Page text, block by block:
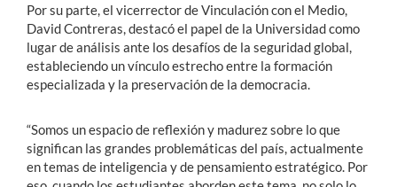
Por su parte, el vicerrector de Vinculación con el Medio,
David Contreras, destacó el papel de la Universidad como
lugar de análisis ante los desafíos de la seguridad global,
estableciendo un vínculo estrecho entre la formación
especializada y la preservación de la democracia.
“Somos un espacio de reflexión y madurez sobre lo que
significan las grandes problemáticas del país, actualmente
en temas de inteligencia y de pensamiento estratégico. Por